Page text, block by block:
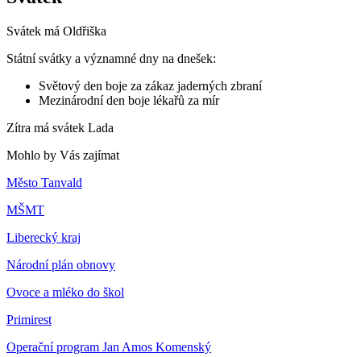
Svátek má Oldřiška
Státní svátky a významné dny na dnešek:
Světový den boje za zákaz jaderných zbraní
Mezinárodní den boje lékařů za mír
Zítra má svátek Lada
Mohlo by Vás zajímat
Město Tanvald
MŠMT
Liberecký kraj
Národní plán obnovy
Ovoce a mléko do škol
Primirest
Operační program Jan Amos Komenský